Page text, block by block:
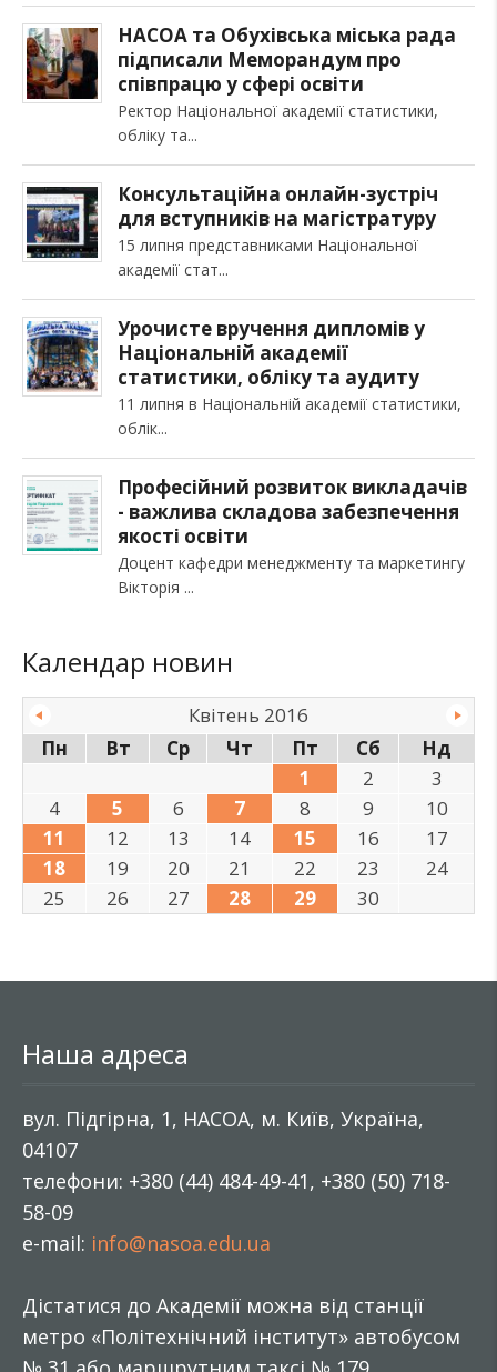
НАСОА та Обухівська міська рада
підписали Меморандум про
співпрацю у сфері освіти
Ректор Національної академії статистики,
обліку та
Консультаційна онлайн-зустріч
для вступників на магістратуру
15 липня представниками Національної
академії стат
Урочисте вручення дипломів у
Національній академії
статистики, обліку та аудиту
11 липня в Національній академії статистики,
облік
Професійний розвиток викладачів
- важлива складова забезпечення
якості освіти
Доцент кафедри менеджменту та маркетингу
Вікторія
Календар новин
Квітень 2016
Пн
Вт Ср Чт Пт Сб
Нд
1
2
3
4
5 6 7 8 9
10
11
12 13 14 15 16
17
18
19 20 21 22 23
24
25
26 27 28 29 30
Наша адреса
вул. Підгірна, 1, НАСОА, м. Київ, Україна,
04107
телефони: +380 (44) 484-49-41, +380 (50) 718-
58-09
e-mail: info@nasoa.edu.ua
Дістатися до Академії можна від станції
метро «Політехнічний інститут» автобусом